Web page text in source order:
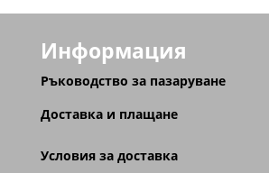
Информация
Ръководство за пазаруване
Доставка и плащане
Условия за доставка